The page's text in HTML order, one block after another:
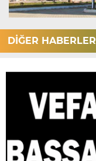
DİĞER HABERLER